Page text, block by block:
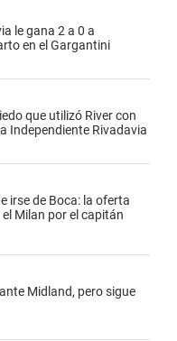
le gana 2 a 0 a
en el Gargantini
que utilizó River con
Independiente Rivadavia
irse de Boca: la oferta
Milan por el capitán
Midland, pero sigue